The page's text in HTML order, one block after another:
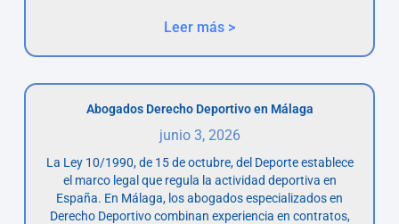
Leer más >
Abogados Derecho Deportivo en Málaga
junio 3, 2026
La Ley 10/1990, de 15 de octubre, del Deporte establece
el marco legal que regula la actividad deportiva en
España. En Málaga, los abogados especializados en
Derecho Deportivo combinan experiencia en contratos,